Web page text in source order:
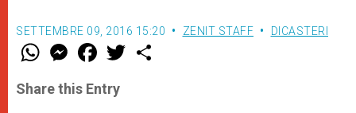
SETTEMBRE 09, 2016 15:20 ZENIT STAFF DICASTERI
W
t
s
M
e
s
e
F
a
e
b
w
Share this Entry